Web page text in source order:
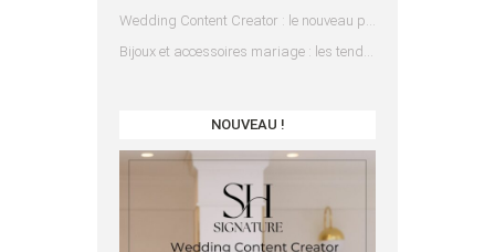
Wedding Content Creator : le nouveau prestataire indispensable pour votre mariage
Bijoux et accessoires mariage : les tendances 2025
NOUVEAU !